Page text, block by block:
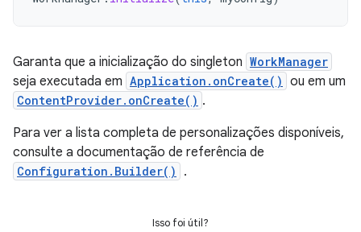
Garanta que a inicialização do singleton WorkManager
seja executada em Application.onCreate() ou em um
ContentProvider.onCreate() .
Para ver a lista completa de personalizações disponíveis,
consulte a documentação de referência de
Configuration.Builder() .
Isso foi útil?